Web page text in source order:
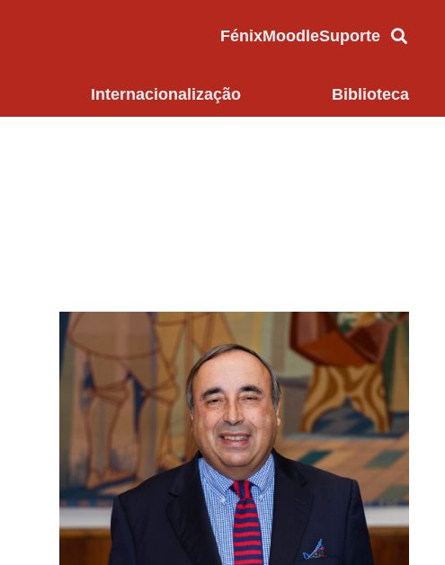
FénixMoodleSuporte
Internacionalização Biblioteca